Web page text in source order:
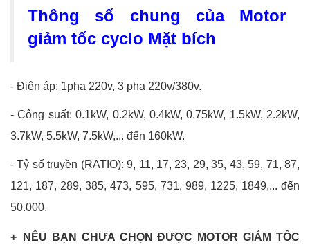
Thông số chung của Motor
giảm tốc cyclo Mặt bích
- Điện áp: 1pha 220v, 3 pha 220v/380v.
- Công suất: 0.1kW, 0.2kW, 0.4kW, 0.75kW, 1.5kW, 2.2kW,
3.7kW, 5.5kW, 7.5kW,... đến 160kW.
- Tỷ số truyền (RATIO): 9, 11, 17, 23, 29, 35, 43, 59, 71, 87,
121, 187, 289, 385, 473, 595, 731, 989, 1225, 1849,... đến
50.000.
+
NẾU BẠN CHƯA CHỌN ĐƯỢC MOTOR GIẢM TỐC